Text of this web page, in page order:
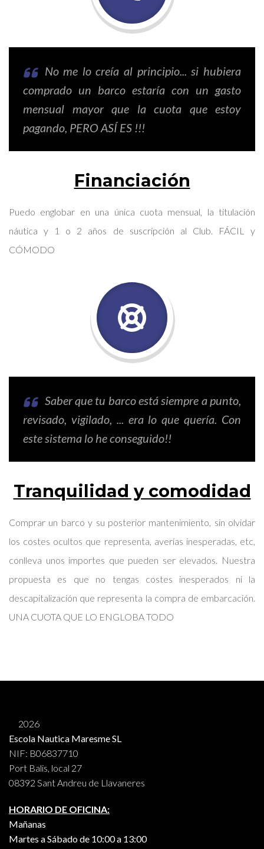
No me lo creía al principio... si hubiera
comprado un barco estaría con un gasto
mensual mayor que la cuota que estoy
pagando, PERO ASÍ ES !!!
Financiación
Puedo englobar en una única cuota mensual, la titulación
náutica y 1 o 2 años de suscripción al Club. FÁCIL y
CÓMODO
Saber que tu barco está siempre a punto,
revisado, vigilado, ... era lo que quería. Con
este sistema lo he conseguido!!
Tranquilidad y comodidad
Comprar un barco y su posterior mantenimiento, sin olvidar
los costes ocultos que representa, averías inesperadas, etc,
conlleva unos importes que pueden ser elevados. Nuestra
propuesta es que no tengas costes inesperados ni la
descapitalización que representa la compra de embarcación.
UNA CUOTA QUE LO ENGLOBA TODO
2026
Escola Nautica Maresme SL
NIF: B06837710
Port Balis, local 27
08392 Sant Andreu de Llavaneres
HORARIO DE OFICINA:
Mañanas
Martes a Sábado de 10:00 a 13:00